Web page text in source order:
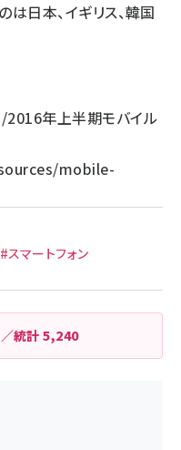
日本、イギリス、韓国
2016年上半期モバイル
mobile-
#スマートフォン
／統計5,240